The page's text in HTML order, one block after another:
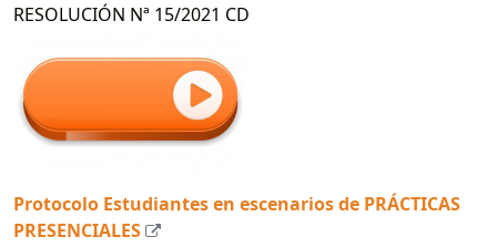
RESOLUCIÓN Nª 15/2021 CD
Protocolo Estudiantes en escenarios de PRÁCTICAS
PRESENCIALES